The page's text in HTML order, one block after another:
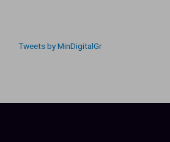
Tweets by MinDigitalGr